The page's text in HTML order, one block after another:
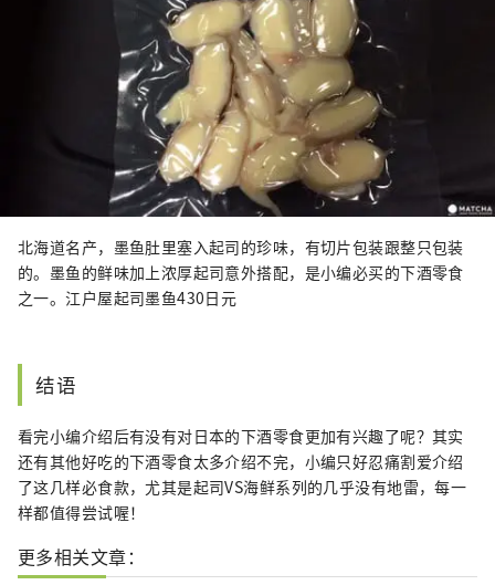
北海道名产，墨鱼肚里塞入起司的珍味，有切片包装跟整只包装
的。墨鱼的鲜味加上浓厚起司意外搭配，是小编必买的下酒零食
之一。江户屋起司墨鱼430日元
结语
看完小编介绍后有没有对日本的下酒零食更加有兴趣了呢？其实
还有其他好吃的下酒零食太多介绍不完，小编只好忍痛割爱介绍
了这几样必食款，尤其是起司VS海鲜系列的几乎没有地雷，每一
样都值得尝试喔！
更多相关文章：